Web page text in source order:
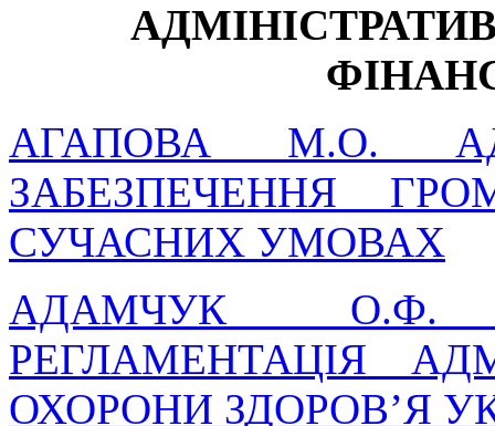
АГАПОВА М.О.
ЗАБЕЗПЕЧЕННЯ
СУЧАСНИХ УМОВАХ
АДАМЧУК О.Ф.
РЕГЛАМЕНТАЦІЯ
ОХОРОНИ ЗДОРОВ’Я